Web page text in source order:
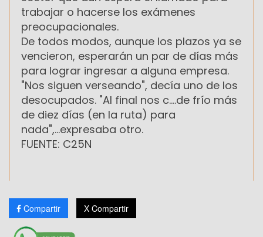
trabajar o hacerse los exámenes
preocupacionales.
De todos modos, aunque los plazos ya se
vencieron, esperarán un par de días más
para lograr ingresar a alguna empresa.
"Nos siguen verseando", decía uno de los
desocupados. "Al final nos c....de frío más
de diez días (en la ruta) para
nada",...expresaba otro.
FUENTE: C25N
Compartir X Compartir